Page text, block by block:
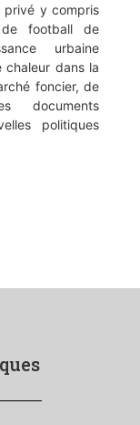
privé y compris
football de
urbaine
chaleur dans la
foncier, de
documents
politiques